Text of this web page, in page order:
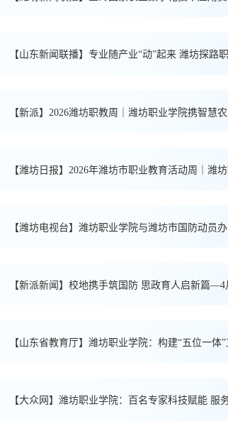
【山东新闻联播】专业随产业“动”起来 潍坊探路
【新派】2026潍坊职教周｜潍坊职业学院携智慧
【潍坊日报】2026年潍坊市职业教育活动周｜潍
【潍坊电视台】潍坊职业学院与潍坊市国防动员
【新派新闻】校地携手筑国防 思政育人启新篇
【山东省教育厅】潍坊职业学院：构建“五位一
【大众网】潍坊职业学院：百名专家科技赋能 服